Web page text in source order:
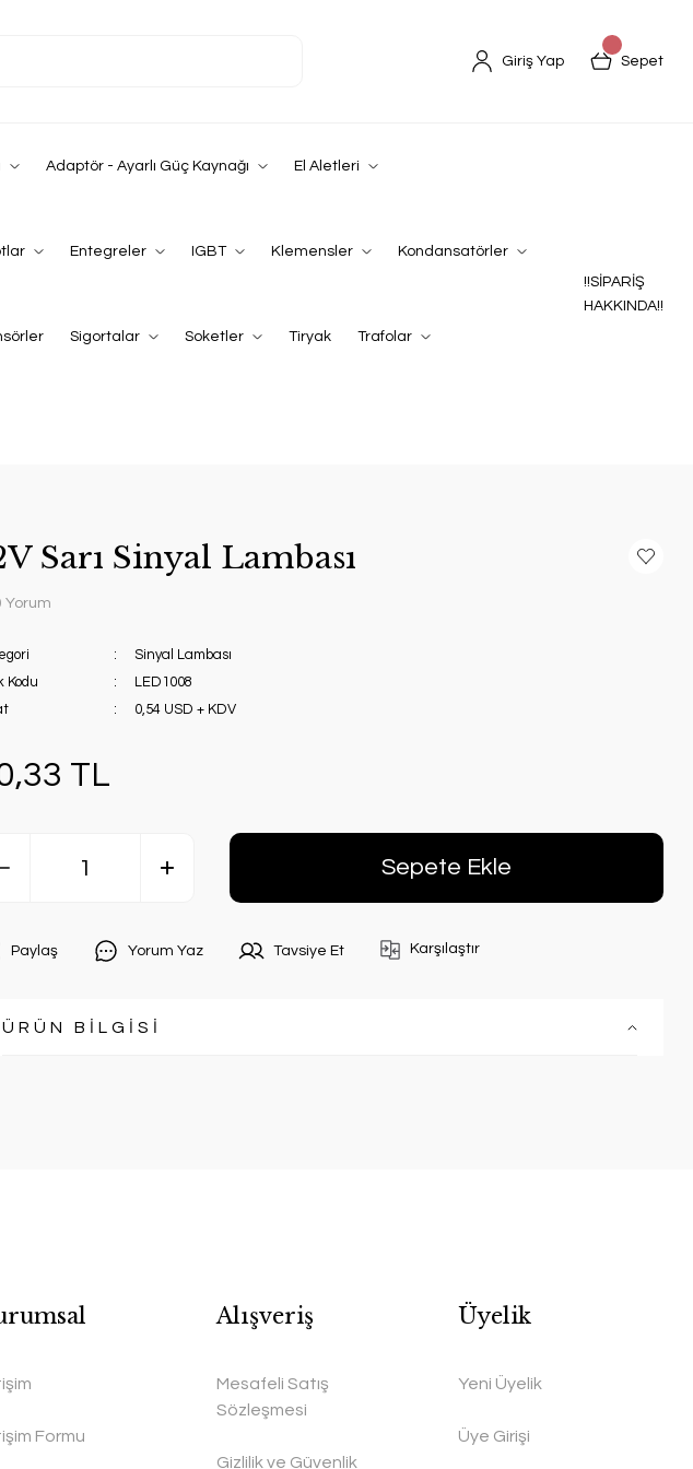
Giriş Yap Sepet
Adaptör - Ayarlı Güç Kaynağı El Aletleri
Entegreler IGBT Klemensler Kondansatörler
Sigortalar Soketler Tiryak Trafolar
!!SİPARİŞ
HAKKINDA!!
Sarı Sinyal Lambası
Yorum
Sinyal Lambası
Kodu
LED1008
0,54 USD + KDV
TL
Sepete Ekle
Paylaş Yorum Yaz Tavsiye Et Karşılaştır
ÜRÜN BİLGİSİ
Formu
Alışveriş
Mesafeli Satış
Sözleşmesi
Gizlilik ve Güvenlik
Üyelik
Yeni Üyelik
Üye Girişi